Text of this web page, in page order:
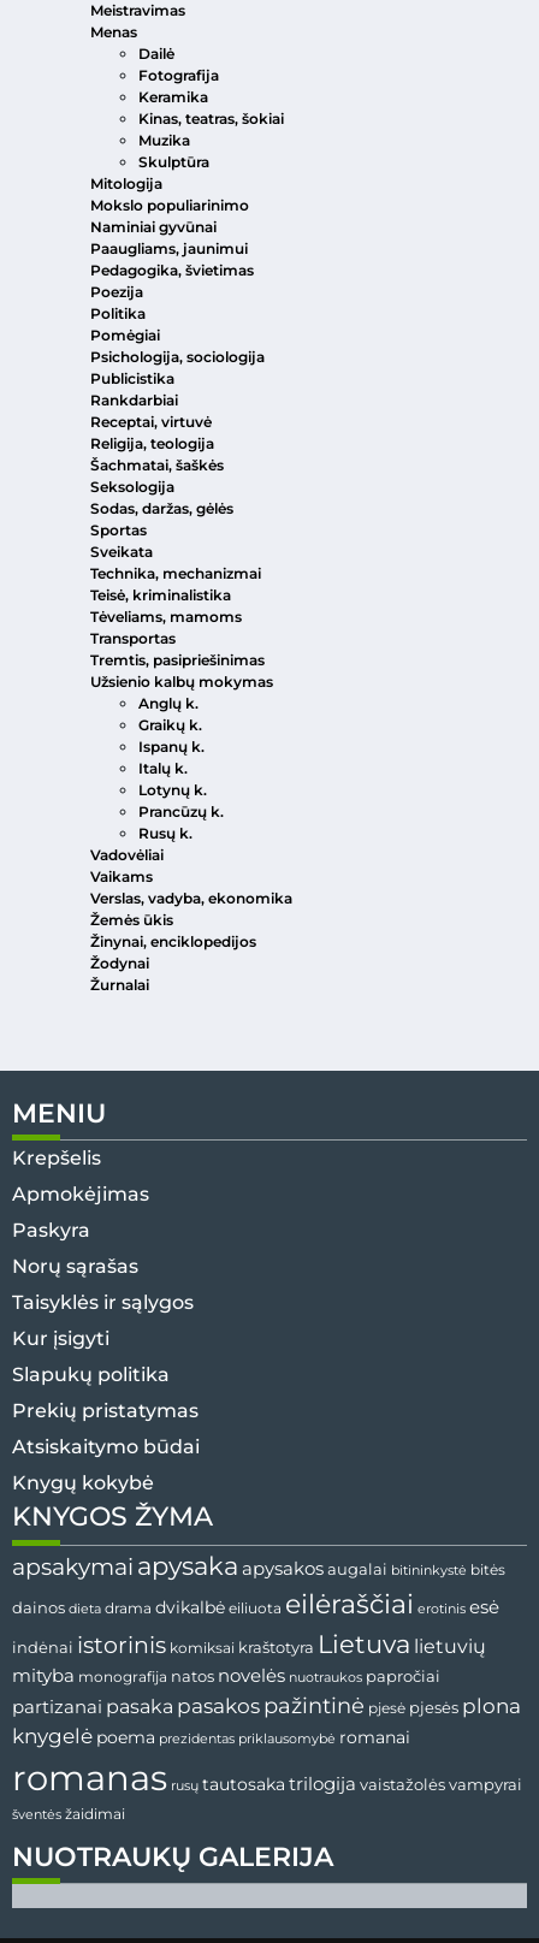
Meistravimas
Menas
Dailė
Fotografija
Keramika
Kinas, teatras, šokiai
Muzika
Skulptūra
Mitologija
Mokslo populiarinimo
Naminiai gyvūnai
Paaugliams, jaunimui
Pedagogika, švietimas
Poezija
Politika
Pomėgiai
Psichologija, sociologija
Publicistika
Rankdarbiai
Receptai, virtuvė
Religija, teologija
Šachmatai, šaškės
Seksologija
Sodas, daržas, gėlės
Sportas
Sveikata
Technika, mechanizmai
Teisė, kriminalistika
Tėveliams, mamoms
Transportas
Tremtis, pasipriešinimas
Užsienio kalbų mokymas
Anglų k.
Graikų k.
Ispanų k.
Italų k.
Lotynų k.
Prancūzų k.
Rusų k.
Vadovėliai
Vaikams
Verslas, vadyba, ekonomika
Žemės ūkis
Žinynai, enciklopedijos
Žodynai
Žurnalai
MENIU
Krepšelis
Apmokėjimas
Paskyra
Norų sąrašas
Taisyklės ir sąlygos
Kur įsigyti
Slapukų politika
Prekių pristatymas
Atsiskaitymo būdai
Knygų kokybė
NUOTRAUKŲ GALERIJA
KNYGOS ŽYMA
apsakymai apysaka apysakos augalai bitininkystė bitės
dainos dieta drama dvikalbė eiliuota eilėraščiai erotinis esė
indėnai istorinis komiksai kraštotyra Lietuva lietuvių
mityba monografija natos novelės nuotraukos papročiai
partizanai pasaka pasakos pažintinė pjesė pjesės plona
knygelė poema prezidentas priklausomybė romanai
romanas rusų tautosaka trilogija vaistažolėsvampyrai
šventės žaidimai